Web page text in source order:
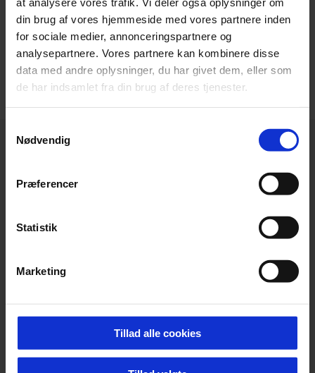
din brug af vores hjemmeside med vores partnere inden
for sociale medier, annonceringspartnere og
analysepartnere. Vores partnere kan kombinere disse
data med andre oplysninger, du har givet dem, eller som
de har indsamlet fra din brug af deres tjenester.
Nødvendig
Præferencer
Statistik
Marketing
Tillad alle cookies
VIS FLERE